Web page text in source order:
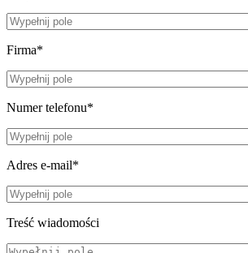
Firma*
Numer telefonu*
Adres e-mail*
Treść wiadomości